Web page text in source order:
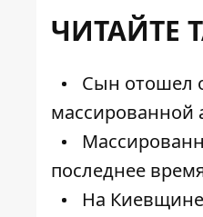
ЧИТАЙТЕ
Сын отошел
массированной
последнее
На